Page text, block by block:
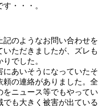
・・・。
のようなお問い合わせを
ただきましたが、ズレも
でした。
あいそうになっていたそ
頼の連絡がありました。全
をニュース等でもやってい
でも大きく被害が出ている